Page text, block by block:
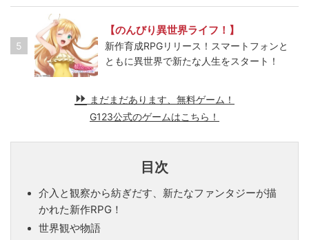
5
【のんびり異世界ライフ！】
新作育成RPGリリース！スマートフォンと
ともに異世界で新たな人生をスタート！
まだまだあります、無料ゲーム！
G123公式のゲームはこちら！
目次
介入と観察から紡ぎだす、新たなファンタジーが描
かれた新作RPG！
世界観や物語